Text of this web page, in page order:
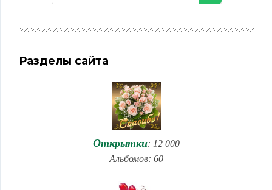
Разделы сайта
Открытки: 12 000
Альбомов: 60